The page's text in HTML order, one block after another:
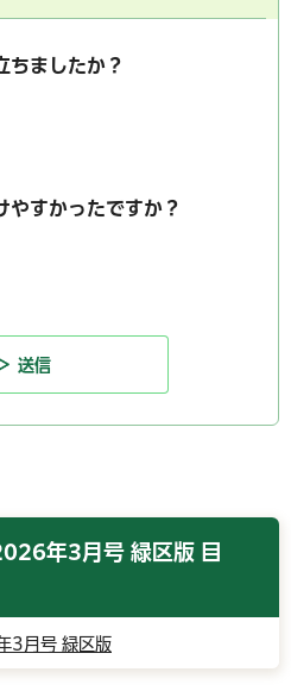
ちましたか？
やすかったですか？
年3月号 緑区版 目
3月号 緑区版